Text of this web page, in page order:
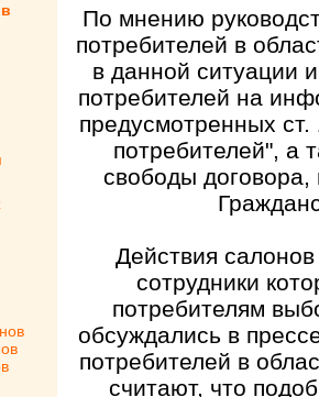
По мнению
потребителей в
в данной ситуации
потребителей на
предусмотренных
потребителей", а
свободы договора,
Действия
сотрудники
потребителям
обсуждались в
потребителей в
считают, что